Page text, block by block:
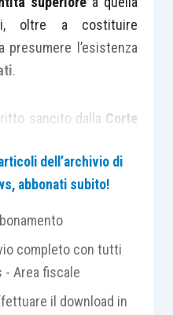
oltre a costituire
presumere l’esistenza
.
sancito dalla Corte
, la quale consolida il
in materia (cfr.,
notifica di un
l’Agenzia delle
dell’archivio di
abbonati subito!
completo con tutti
- Area fiscale
il download in